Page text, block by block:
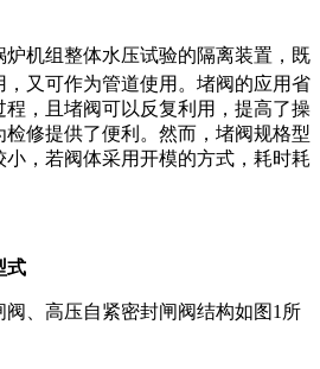
机组整体水压试验的隔离装置，既
又可作为管道使用。堵阀的应用省
，且堵阀可以反复利用，提高了操
修提供了便利。然而，堵阀规格型
，若阀体采用开模的方式，耗时耗
式
、高压自紧密封闸阀结构如图1所